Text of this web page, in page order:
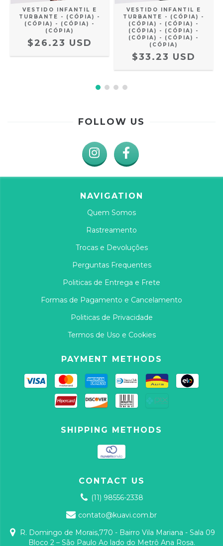
VESTIDO INFANTIL E
TURBANTE - (CÓPIA) -
(CÓPIA) - (CÓPIA) -
(CÓPIA)
$26.23 USD
VESTIDO INFANTIL E
TURBANTE - (CÓPIA) -
(CÓPIA) - (CÓPIA) -
(CÓPIA) - (CÓPIA) -
(CÓPIA) - (CÓPIA) -
(CÓPIA)
$33.23 USD
FOLLOW US
NAVIGATION
Quem Somos
Rastreamento
Trocas e Devoluções
Perguntas Frequentes
Politicas de Entrega e Frete
Formas de Pagamento e Cancelamento
Politicas de Privacidade
Termos de Uso e Cookies
PAYMENT METHODS
SHIPPING METHODS
CONTACT US
(11) 98556-2338
contato@kuavi.com.br
R. Domingo de Morais,770 - Bairro Vila Mariana - Sala 09
Bloco 2 – São Paulo Ao lado do Metrô Ana Rosa.